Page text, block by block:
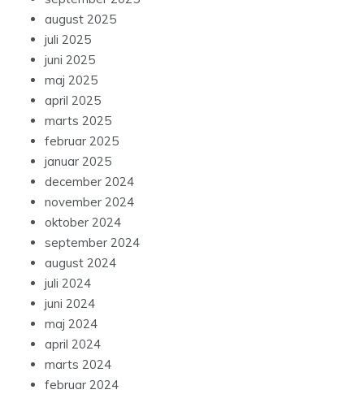
august 2025
juli 2025
juni 2025
maj 2025
april 2025
marts 2025
februar 2025
januar 2025
december 2024
november 2024
oktober 2024
september 2024
august 2024
juli 2024
juni 2024
maj 2024
april 2024
marts 2024
februar 2024